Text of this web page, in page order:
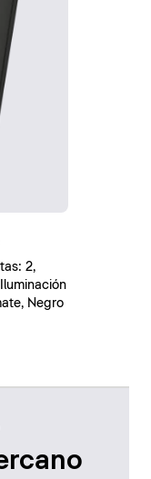
2,
Negro